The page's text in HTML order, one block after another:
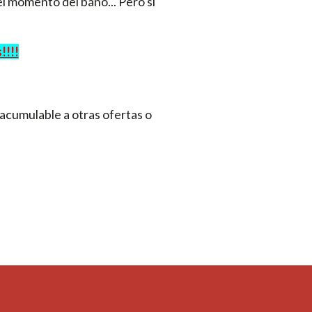
a otras ofertas o